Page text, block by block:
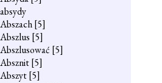
absydy
Abszach[5]
Abszlus [5]
Abszlusować [5]
Absznit[5]
Abszyt[5]